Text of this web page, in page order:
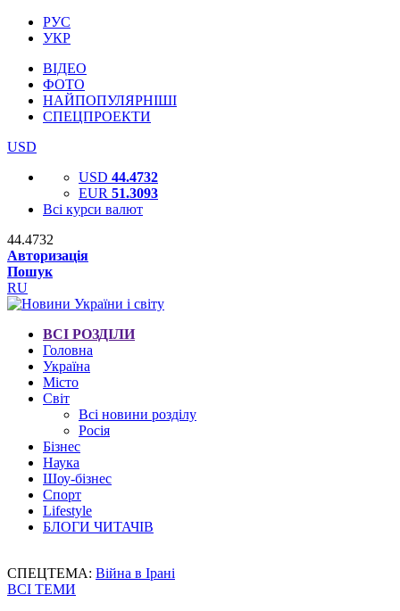
РУС
УКР
ВІДЕО
ФОТО
НАЙПОПУЛЯРНІШІ
СПЕЦПРОЕКТИ
USD
USD 44.4732
EUR 51.3093
Всі курси валют
44.4732
Авторизація
Пошук
RU
ВСІ РОЗДІЛИ
Головна
Україна
Місто
Світ
Всі новини розділу
Росія
Бізнес
Наука
Шоу-бізнес
Спорт
Lifestyle
БЛОГИ ЧИТАЧІВ
СПЕЦТЕМА: Війна в Ірані
ВСІ ТЕМИ